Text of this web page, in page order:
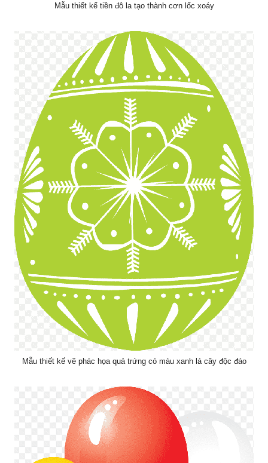
Mẫu thiết kế tiền đô la tạo thành cơn lốc xoáy
Mẫu thiết kế vẽ phác họa quả trứng có màu xanh lá cây độc đáo